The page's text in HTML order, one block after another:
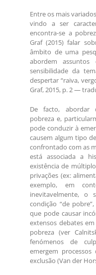
Entre os mais
vindo a ser
encontra-se a
Graf (2015) falar
âmbito de uma
abordem
sensibilidade da
despertar “raiva,
Graf, 2015, p. 2 —
De facto, abordar
pobreza e,
pode conduzir à
causem algum tipo
confrontado com as
está associada a
existência de
privações (ex:
exemplo, em
inevitavelmente, o
condição “de
que pode causar
extensos debates
pobreza (ver
fenómenos de
emergem
exclusão (Van der